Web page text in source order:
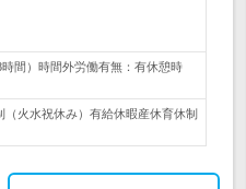
間）時間外労働有無：有休憩時
火水祝休み）有給休暇産休育休制